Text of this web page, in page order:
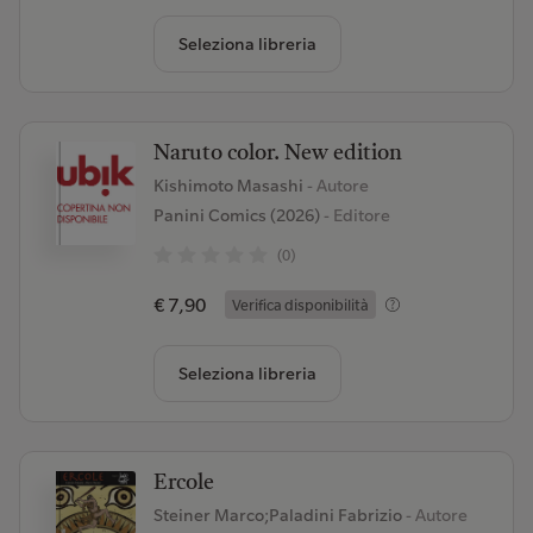
Seleziona libreria
Naruto color. New edition
Kishimoto Masashi - Autore
Panini Comics (2026)- Editore
(0)
€ 7,90 Verifica disponibilità
Seleziona libreria
Ercole
Steiner Marco;Paladini Fabrizio - Autore